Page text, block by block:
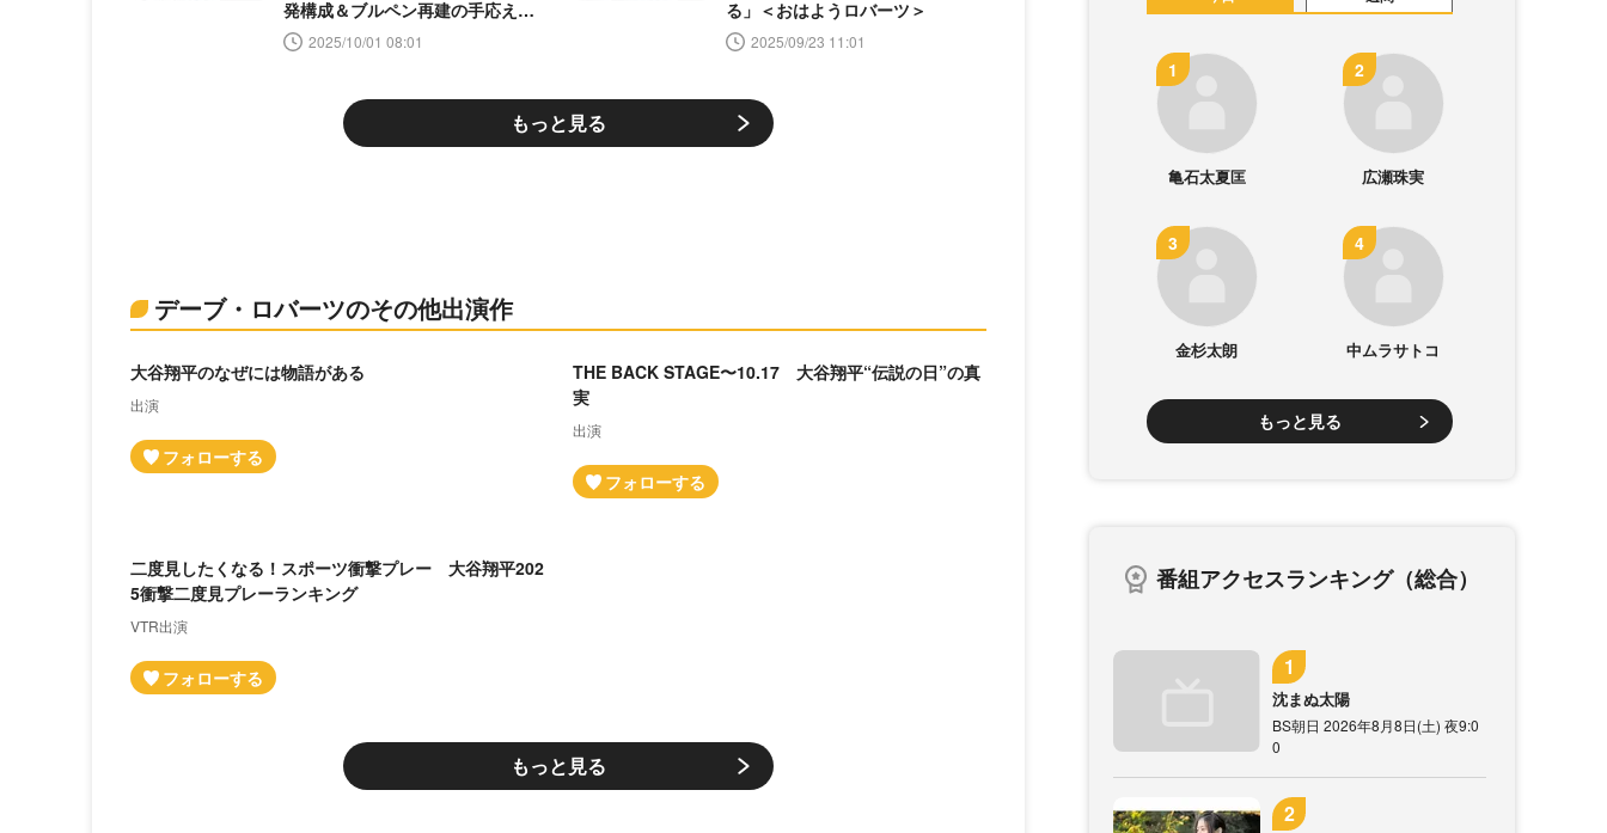
発構成＆ブルペン再建の手応えを
語る＜おはようロバーツ＞
2025/10/01 08:01
る」＜おはようロバーツ＞
2025/09/23 11:01
もっと見る
デーブ・ロバーツのその他出演作
大谷翔平のなぜには物語がある
出演
THE BACK STAGE〜10.17 大谷翔平“伝説の日”の真
実
出演
二度見したくなる！スポーツ衝撃プレー 大谷翔平202
5衝撃二度見プレーランキング
VTR出演
もっと見る
亀石太夏匡 広瀬珠実
金杉太朗 中ムラサトコ
もっと見る
番組アクセスランキング（総合）
沈まぬ太陽
BS朝日 2026年8月8日(土) 夜9:0
0